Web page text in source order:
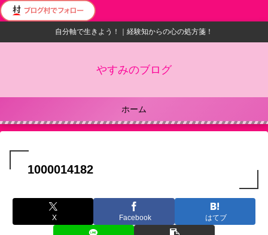
自分軸で生きよう！｜経験知からの心の処方箋！
やすみのブログ
ホーム
1000014182
X Facebook はてブ